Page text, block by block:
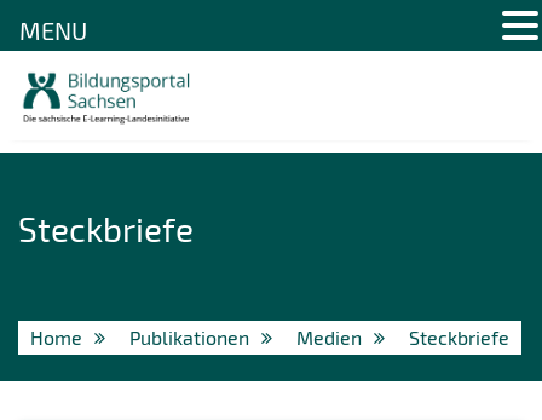
Steckbriefe
Home Publikationen Medien Steckbriefe
MENU